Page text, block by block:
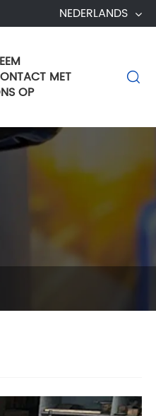
NEDERLANDS
MET
OP
